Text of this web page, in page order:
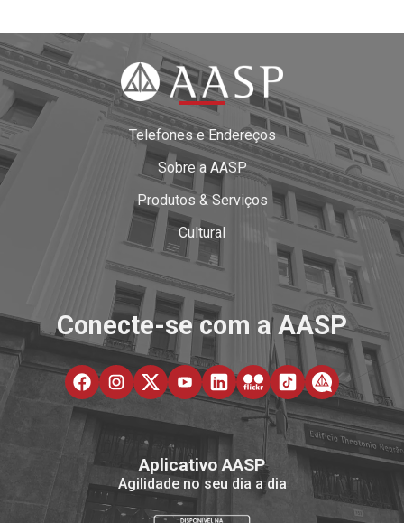
Telefones e Endereços
Sobre a AASP
Produtos & Serviços
Cultural
Conecte-se com a AASP
Aplicativo AASP
Agilidade no seu dia a dia